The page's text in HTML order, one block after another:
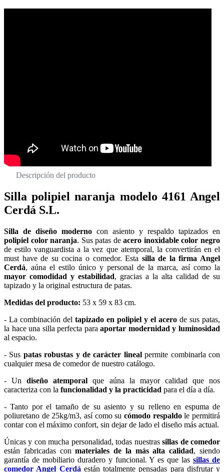
Descripción del producto
Silla polipiel naranja modelo 4161 Angel
Cerdá S.L.
Silla de diseño moderno con asiento y respaldo tapizados en
polipiel color naranja. Sus patas deacero inoxidable color negro
de estilo vanguardista a la vez que atemporal, la convertirán en el
must have de su cocina o comedor. Esta silla de la firma Angel
Cerdá, aúna el estilo único y personal de la marca, así como la
mayor comodidad y estabilidad, gracias a la alta calidad de su
tapizado y la original estructura de patas.
Medidas del producto: 53 x 59 x 83 cm.
- La combinación del tapizado en polipiel y el acero de sus patas,
la hace una silla perfecta paraaportar modernidad y luminosidad
al espacio.
- Sus patas robustas y de carácter linealpermite combinarla con
cualquier mesa de comedor de nuestro catálogo.
- Undiseño atemporal que aúna la mayor calidad que nos
caracteriza con la funcionalidad y la practicidad para el día a día.
- Tanto por el tamaño de su asiento y su relleno en espuma de
poliuretano de 25kg/m3, así como su cómodo respaldole permitirá
contar con el máximo confort, sin dejar de lado el diseño más actual.
Únicas y con mucha personalidad, todas nuestrassillas de comedor
están fabricadas conmateriales de la más alta calidad, siendo
garantía de mobiliario duradero y funcional. Y es que lassillas de
comedor Angel Cerdá están totalmente pensadas para disfrutar y